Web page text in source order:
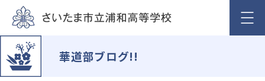
華道部ブログ!!